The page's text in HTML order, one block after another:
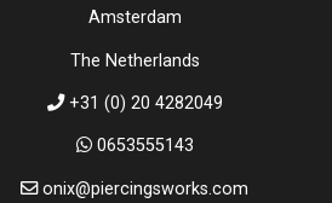
Amsterdam
The Netherlands
+31 (0) 20 4282049
0653555143
onix@piercingsworks.com